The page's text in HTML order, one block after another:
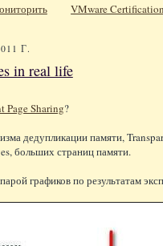
VMware Certification
Г.
in real life
Page Sharing?
дедупликации памяти,
больших страниц памяти.
графиков по результатам